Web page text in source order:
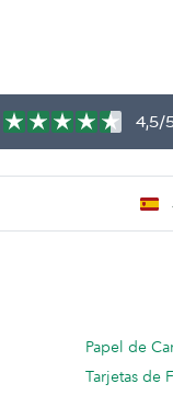
4,5/
Papel de
Tarjetas de